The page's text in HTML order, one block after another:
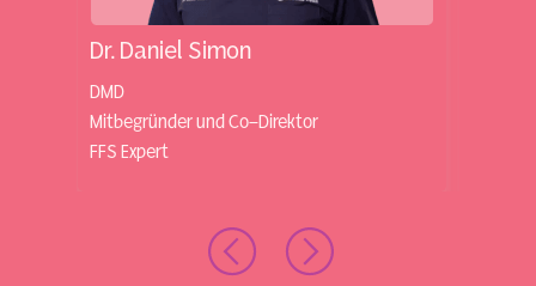
Dr. Daniel Simon
DMD
Mitbegründer und Co-Direktor
FFS Expert